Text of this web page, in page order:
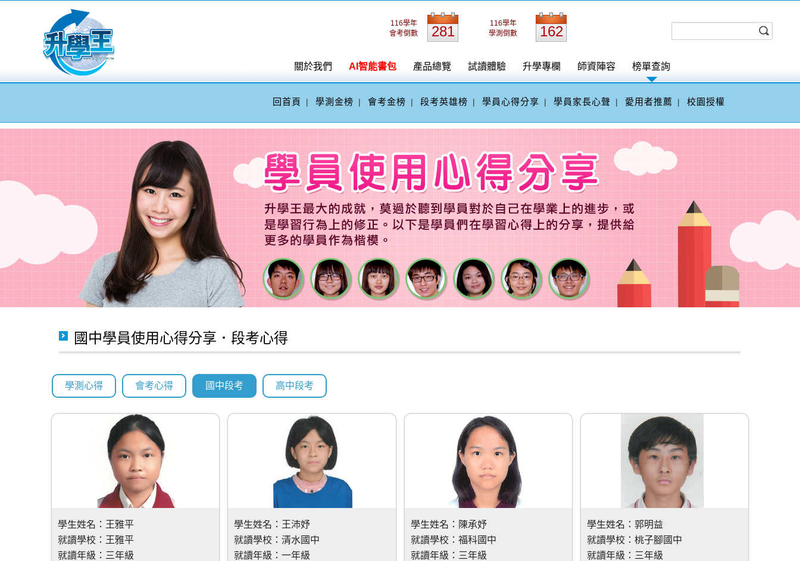
關於我們 AI智能書包 產品總覽 試讀體驗 升學專欄 師資陣容 榜單查詢
116學年
會考倒數
281
116學年
學測倒數
162
回首頁 | 學測金榜 | 會考金榜 | 段考英雄榜 | 學員心得分享 | 學員家長心聲 | 愛用者推薦 | 校園授權
國中學員使用心得分享．段考心得
學測心得 會考心得 國中段考 高中段考
學生姓名： 王雅平
就讀學校： 王雅平
就讀年級： 三年級
學生姓名： 王沛妤
就讀學校：清水國中
就讀年級：一年級
學生姓名： 陳承妤
就讀學校： 福科國中
就讀年級： 三年級
學生姓名： 郭明益
就讀學校： 桃子腳國中
就讀年級： 三年級